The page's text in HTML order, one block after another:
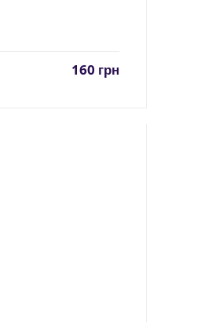
160 грн